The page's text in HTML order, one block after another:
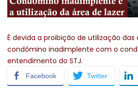
É devida a proibição de utilização
condômino inadimplente com o
entendimento do STJ.
Facebook Twitter